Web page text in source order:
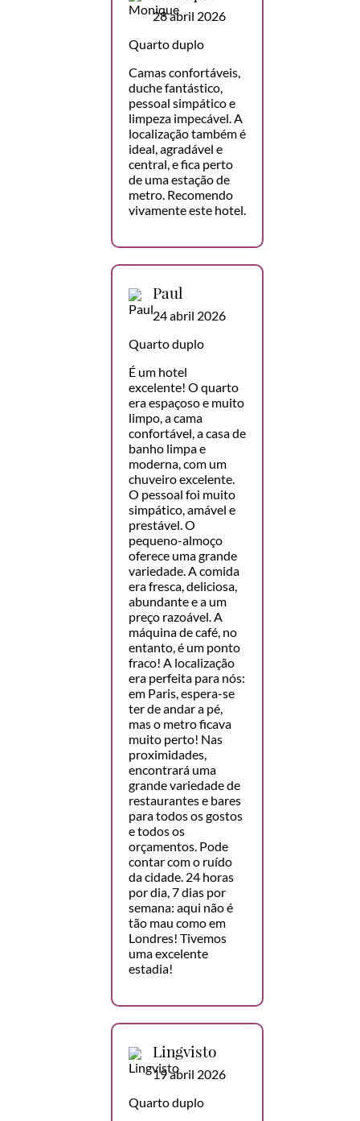
28 abril 2026
Quarto duplo
Camas confortáveis,
duche fantástico,
pessoal simpático e
limpeza impecável. A
localização também é
ideal, agradável e
central, e fica perto
de uma estação de
metro. Recomendo
vivamente este hotel.
Paul
24 abril 2026
Quarto duplo
É um hotel
excelente! O quarto
era espaçoso e muito
limpo, a cama
confortável, a casa de
banho limpa e
moderna, com um
chuveiro excelente.
O pessoal foi muito
simpático, amável e
prestável. O
pequeno-almoço
oferece uma grande
variedade. A comida
era fresca, deliciosa,
abundante e a um
preço razoável. A
máquina de café, no
entanto, é um ponto
fraco! A localização
era perfeita para nós:
em Paris, espera-se
ter de andar a pé,
mas o metro ficava
muito perto! Nas
proximidades,
encontrará uma
grande variedade de
restaurantes e bares
para todos os gostos
e todos os
orçamentos. Pode
contar com o ruído
da cidade. 24 horas
por dia, 7 dias por
semana: aqui não é
tão mau como em
Londres! Tivemos
uma excelente
estadia!
Lingvisto
19 abril 2026
Quarto duplo